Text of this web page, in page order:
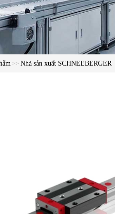
>> Nhà sản xuất SCHNEEBERGER